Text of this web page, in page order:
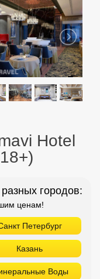
Hotel
городов:
ценам!
Казань
Воды
Оренбург
Пермь
Томск
Челябинск